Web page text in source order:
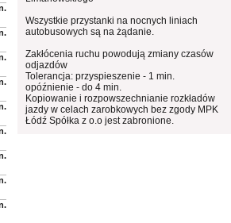
Wszystkie przystanki na nocnych liniach
autobusowych są na żądanie.
Zakłócenia ruchu powodują zmiany czasów
odjazdów
Tolerancja: przyspieszenie - 1 min.
opóźnienie - do 4 min.
Kopiowanie i rozpowszechnianie rozkładów
jazdy w celach zarobkowych bez zgody MPK
Łódź Spółka z o.o jest zabronione.